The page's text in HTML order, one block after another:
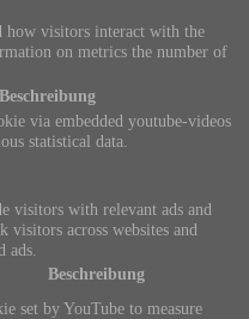
how visitors interact with the
on metrics the number of
Beschreibung
via embedded youtube-videos
statistical data.
visitors with relevant ads and
visitors across websites and
Beschreibung
set by YouTube to measure